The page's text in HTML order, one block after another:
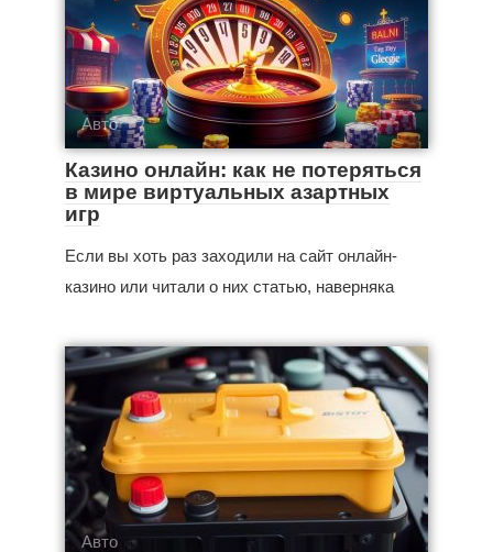
Авто
Казино онлайн: как не потеряться
в мире виртуальных азартных
игр
Если вы хоть раз заходили на сайт онлайн-
казино или читали о них статью, наверняка
Авто